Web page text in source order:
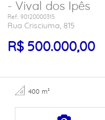
- Vival dos Ipês
Ref.: 90120000315
Rua Crisciuma, 815
R$ 500.000,00
400 m²